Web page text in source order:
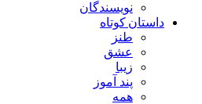
نویسندگان
داستان کوتاه
طنز
عشق
زیبا
پند آموز
همه